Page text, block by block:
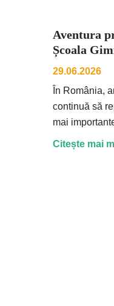
Aventura
Școala
29.06.2026
În România,
continuă să
mai
sistemului
Citește mai